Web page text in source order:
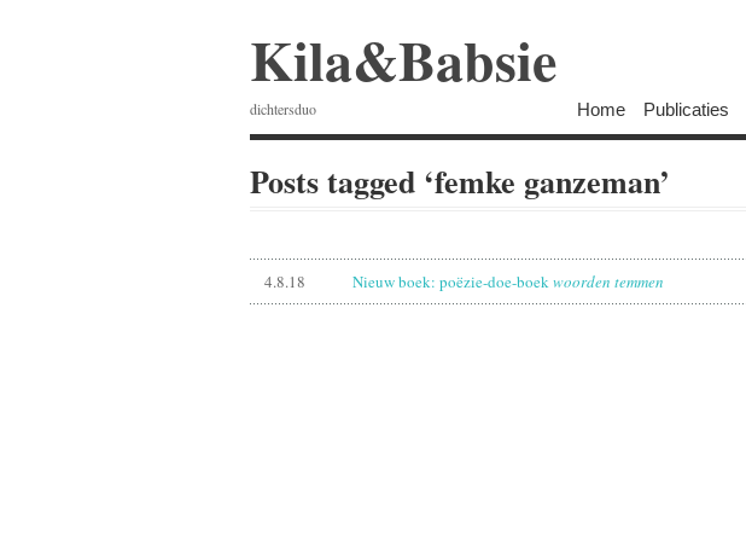
Kila&Babsie
dichtersduo Home Publicaties
Posts tagged ‘femke ganzeman’
4.8.18 Nieuw boek: poëzie-doe-boekwoorden temmen